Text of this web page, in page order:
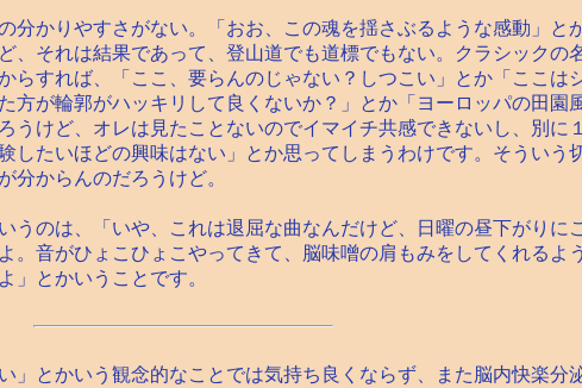
分かりやすさがない。「おお、この魂を揺さぶるような感動」と
、それは結果であって、登山道でも道標でもない。クラシックの
らすれば、「ここ、要らんのじゃない？しつこい」とか「ここは
方が輪郭がハッキリして良くないか？」とか「ヨーロッパの田園
うけど、オレは見たことないのでイマイチ共感できないし、別に
したいほどの興味はない」とか思ってしまうわけです。そういう
分からんのだろうけど。
うのは、「いや、これは退屈な曲なんだけど、日曜の昼下がりに
。音がひょこひょこやってきて、脳味噌の肩もみをしてくれるよ
」とかいうことです。
」とかいう観念的なことでは気持ち良くならず、また脳内快楽分